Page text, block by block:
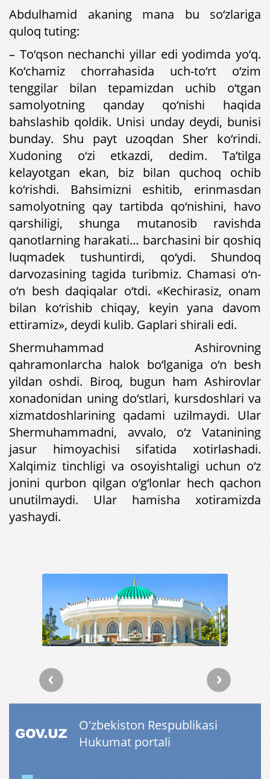
Abdulhamid akaning mana bu so‘zlariga
quloq tuting:
– To‘qson nechanchi yillar edi yodimda yo‘q.
Ko‘chamiz chorrahasida uch-to‘rt o‘zim
tenggilar bilan tepamizdan uchib o‘tgan
samolyotning qanday qo‘nishi haqida
bahslashib qoldik. Unisi unday deydi, bunisi
bunday. Shu payt uzoqdan Sher ko‘rindi.
Xudoning o‘zi etkazdi, dedim. Ta’tilga
kelayotgan ekan, biz bilan quchoq ochib
ko‘rishdi. Bahsimizni eshitib, erinmasdan
samolyotning qay tartibda qo‘nishini, havo
qarshiligi, shunga mutanosib ravishda
qanotlarning harakati… barchasini bir qoshiq
luqmadek tushuntirdi, qo‘ydi. Shundoq
darvozasining tagida turibmiz. Chamasi o‘n-
o‘n besh daqiqalar o‘tdi. «Kechirasiz, onam
bilan ko‘rishib chiqay, keyin yana davom
ettiramiz», deydi kulib. Gaplari shirali edi.
Shermuhammad Ashirovning
qahramonlarcha halok bo‘lganiga o‘n besh
yildan oshdi. Biroq, bugun ham Ashirovlar
xonadonidan uning do‘stlari, kursdoshlari va
xizmatdoshlarining qadami uzilmaydi. Ular
Shermuhammadni, avvalo, o‘z Vatanining
jasur himoyachisi sifatida xotirlashadi.
Xalqimiz tinchligi va osoyishtaligi uchun o‘z
jonini qurbon qilgan o‘g‘lonlar hech qachon
unutilmaydi. Ular hamisha xotiramizda
yashaydi.
O'zbekiston Respublikasi
Hukumat portali